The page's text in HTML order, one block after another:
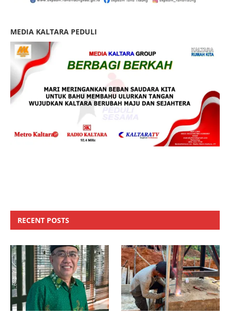
MEDIA KALTARA PEDULI
RECENT POSTS